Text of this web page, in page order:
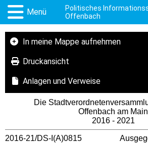
Menü
Politisches
Offenbach
In meine Mappe aufnehmen
Druckansicht
Anlagen und Verweise
Die
Offenbach am Main
2016 - 2021
2016-21/DS-I(A)0815